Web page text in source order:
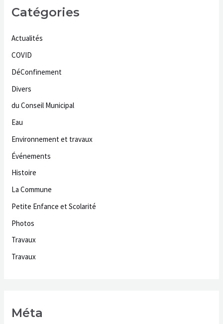
Catégories
Actualités
COVID
DéConfinement
Divers
du Conseil Municipal
Eau
Environnement et travaux
Événements
Histoire
La Commune
Petite Enfance et Scolarité
Photos
Travaux
Travaux
Méta